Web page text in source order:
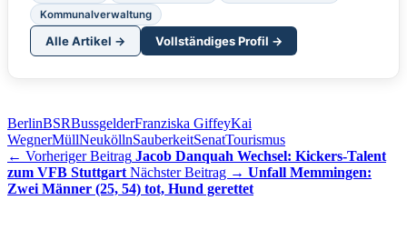
Kommunalverwaltung
Alle Artikel → Vollständiges Profil →
BerlinBSRBussgelderFranziska GiffeyKai
WegnerMüllNeuköllnSauberkeitSenatTourismus
← Vorheriger Beitrag Jacob Danquah Wechsel: Kickers-Talent
zum VFB Stuttgart Nächster Beitrag → Unfall Memmingen:
Zwei Männer (25, 54) tot, Hund gerettet